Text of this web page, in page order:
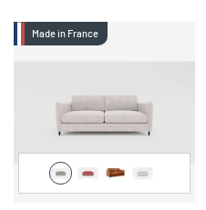
Made in France